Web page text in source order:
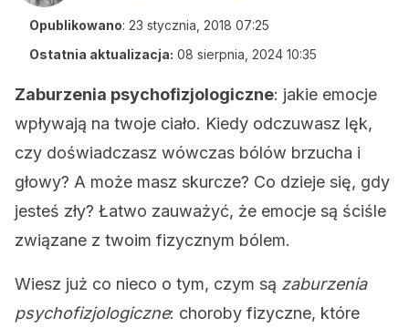
Opublikowano: 23 stycznia, 2018 07:25
Ostatnia aktualizacja: 08 sierpnia, 2024 10:35
Zaburzenia psychofizjologiczne: jakie emocje
wpływają na twoje ciało. Kiedy odczuwasz lęk,
czy doświadczasz wówczas bólów brzucha i
głowy? A może masz skurcze? Co dzieje się, gdy
jesteś zły? Łatwo zauważyć, że emocje są ściśle
związane z twoim fizycznym bólem.
Wiesz już co nieco o tym, czym są zaburzenia
psychofizjologiczne: choroby fizyczne, które